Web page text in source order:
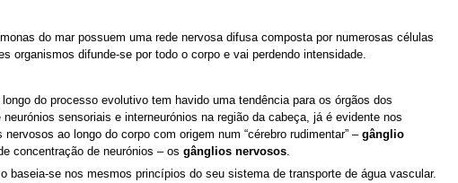
do mar possuem uma rede nervosa difusa composta por numerosas células
difunde-se por todo o corpo e vai perdendo intensidade.
do processo evolutivo tem havido uma tendência para os órgãos dos
sensoriais e interneurónios na região da cabeça, já é evidente nos
ao longo do corpo com origem num “cérebro rudimentar” – gânglio
concentração de neurónios – os gânglios nervosos
se nos mesmos princípios do seu sistema de transporte de água vascular.